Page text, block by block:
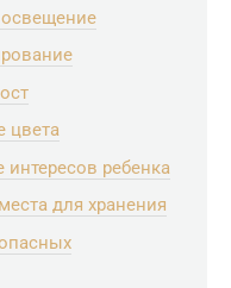
цвета
ребенка
для хранения